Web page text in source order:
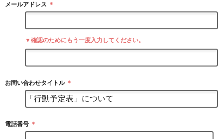
メールアドレス ＊
▼確認のためにもう一度入力してください。
お問い合わせタイトル ＊
電話番号 ＊